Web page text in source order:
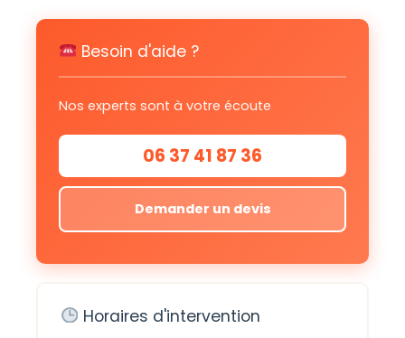
Besoin d'aide ?
Nos experts sont à votre écoute
06 37 41 87 36
Demander un devis
Horaires d'intervention